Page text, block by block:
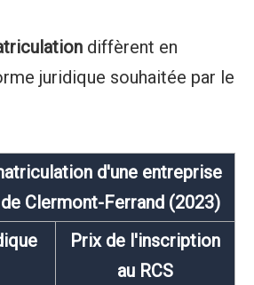
diffèrent en
juridique souhaitée par le
d'une entreprise
de Clermont-Ferrand (2023)
Prix de l'inscription
au RCS